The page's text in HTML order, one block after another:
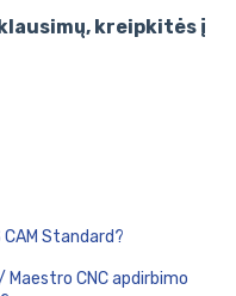
kreipkitės į
CAM Standard?
Maestro CNC apdirbimo